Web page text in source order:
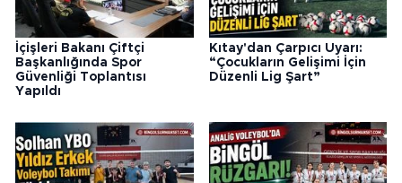
İçişleri Bakanı Çiftçi
Başkanlığında Spor
Güvenliği Toplantısı
Yapıldı
Kıtay'dan Çarpıcı Uyarı:
“Çocukların Gelişimi İçin
Düzenli Lig Şart”